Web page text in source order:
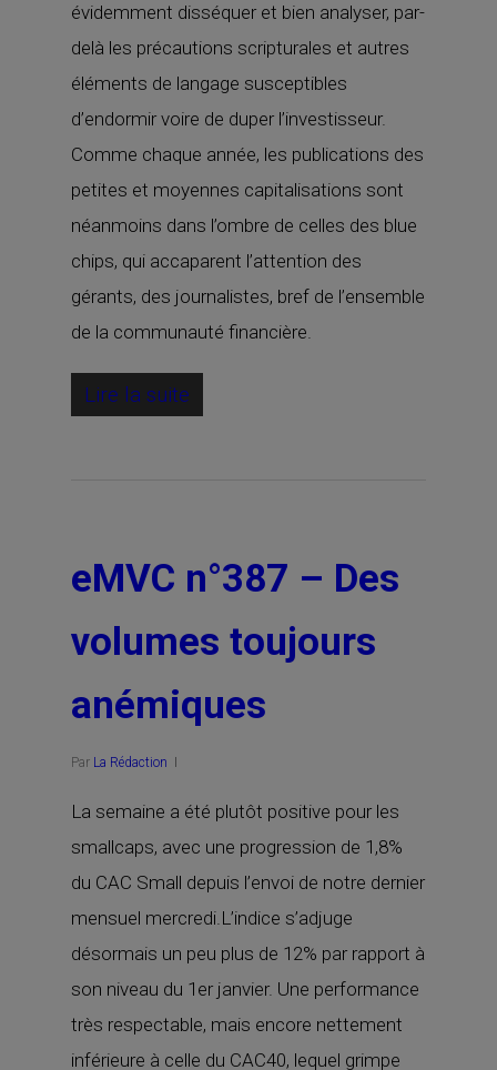
évidemment disséquer et bien analyser, par-
delà les précautions scripturales et autres
éléments de langage susceptibles
d’endormir voire de duper l’investisseur.
Comme chaque année, les publications des
petites et moyennes capitalisations sont
néanmoins dans l’ombre de celles des blue
chips, qui accaparent l’attention des
gérants, des journalistes, bref de l’ensemble
de la communauté financière.
Lire la suite
eMVC n°387 – Des
volumes toujours
anémiques
Par La Rédaction
La semaine a été plutôt positive pour les
smallcaps, avec une progression de 1,8%
du CAC Small depuis l’envoi de notre dernier
mensuel mercredi.L’indice s’adjuge
désormais un peu plus de 12% par rapport à
son niveau du 1er janvier. Une performance
très respectable, mais encore nettement
inférieure à celle du CAC40, lequel grimpe